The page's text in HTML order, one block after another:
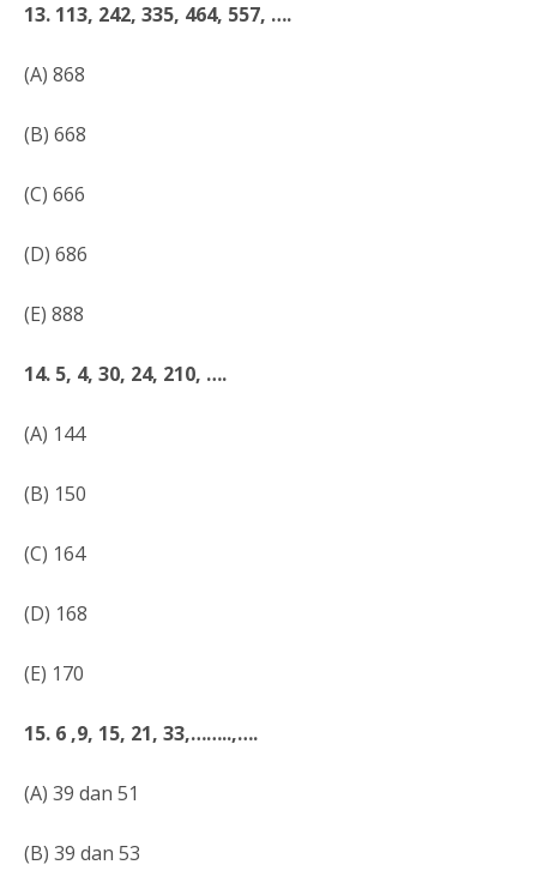
13. 113, 242, 335, 464, 557, ….
(A) 868
(B) 668
(C) 666
(D) 686
(E) 888
14. 5, 4, 30, 24, 210, ….
(A) 144
(B) 150
(C) 164
(D) 168
(E) 170
15. 6 ,9, 15, 21, 33,……..,….
(A) 39 dan 51
(B) 39 dan 53